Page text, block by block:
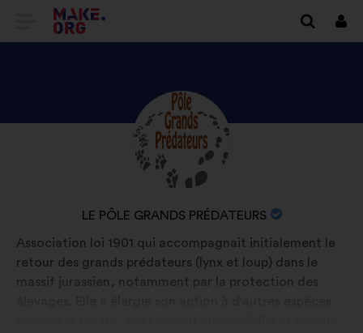
IDŹ
GŁÓWNEJ
MAKE.ORG
się
ODKRYJ
PROFIL
LE
PÔLE
PRÉDATEURS
NAZWA
ORGANIZACJI:
LE PÔLE GRANDS PRÉDATEURS
Życiorys:
Association loi 1901 qui accompagnait initialement le
retour des grands prédateurs (lynx et loup) dans le
massif jurassien, notamment par la protection des